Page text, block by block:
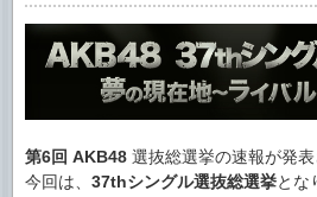
第6回 AKB48 選抜総選挙の速報が発表
今回は、 37thシングル選抜総選挙とな